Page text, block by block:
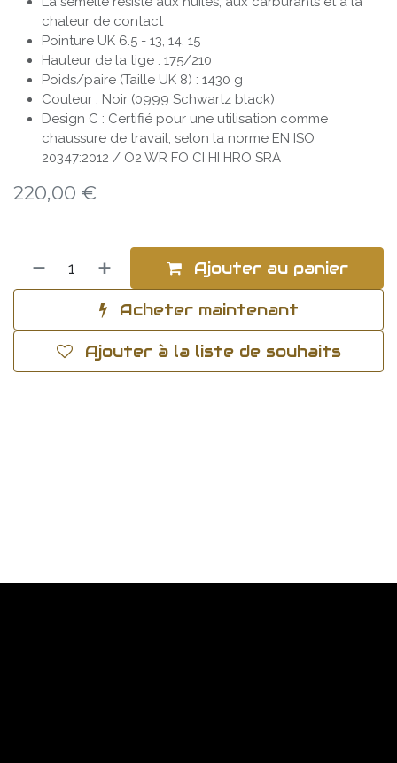
chaleur de contact
Pointure UK 6.5 - 13, 14, 15
Hauteur de la tige : 175/210
Poids/paire (Taille UK 8) : 1430 g
Couleur : Noir (0999 Schwartz black)
Design C : Certifié pour une utilisation comme
chaussure de travail, selon la norme EN ISO
20347:2012 / O2 WR FO CI HI HRO SRA
220,00 €
Ajouter au panier
Acheter maintenant
Ajouter à la liste de souhaits